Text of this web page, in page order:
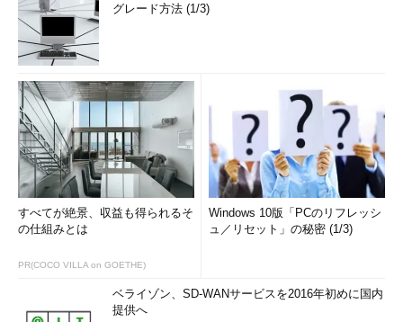
グレード方法 (1/3)
すべてが絶景、収益も得られるそ
の仕組みとは
PR(COCO VILLA on GOETHE)
Windows 10版「PCのリフレッシ
ュ／リセット」の秘密 (1/3)
ベライゾン、SD-WANサービスを2016年初めに国内
提供へ